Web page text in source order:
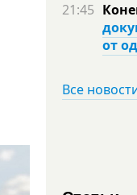
21:45
от
Все